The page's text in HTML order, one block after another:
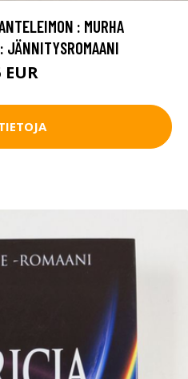
: MURHA
JÄNNITYSROMAANI
EUR